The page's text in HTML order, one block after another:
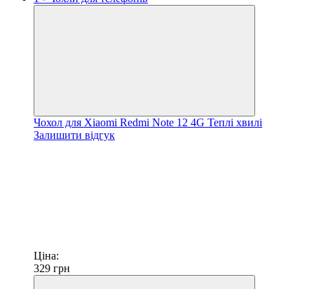
Чохол для Xiaomi Redmi Note 12 4G Теплі хвилі
Залишити відгук
Ціна:
329 грн